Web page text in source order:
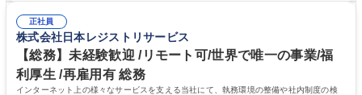
の他に担当頂く業務が発生する場合があります。 募集職種 【営業事務】
業務職/三井物産グループ/平均残業時間10H/完全週休2日
ション力がある方。 ・チャレンジを厭わず、粘り強く業務に取り組める
方。多様な関係者と謙虚に信頼関係を構築でき、期限を意識したスケジュ
ール管理が出来る方。※将来的に他部署（営業部門、コーポレート部門）
へのジョブローテーションの可能性があります。 学歴・資格 学歴：大学
院 大学 語学力： 資格：宅地建物取引士
正社員
株式会社日本レジストリサービス
【総務】未経験歓迎 /リモート可/世界で唯一の事業/福
利厚生 /再雇用有 総務
インターネット上の様々なサービスを支える当社にて、執務環境の整備や社内制度の検